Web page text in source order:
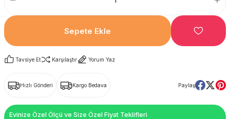
Sepete Ekle
Tavsiye Et Karşılaştır Yorum Yaz
Hızlı Gönderi Kargo Bedava Paylaş
Evinize Özel Ölçü ve Size Özel Fiyat Teklifleri